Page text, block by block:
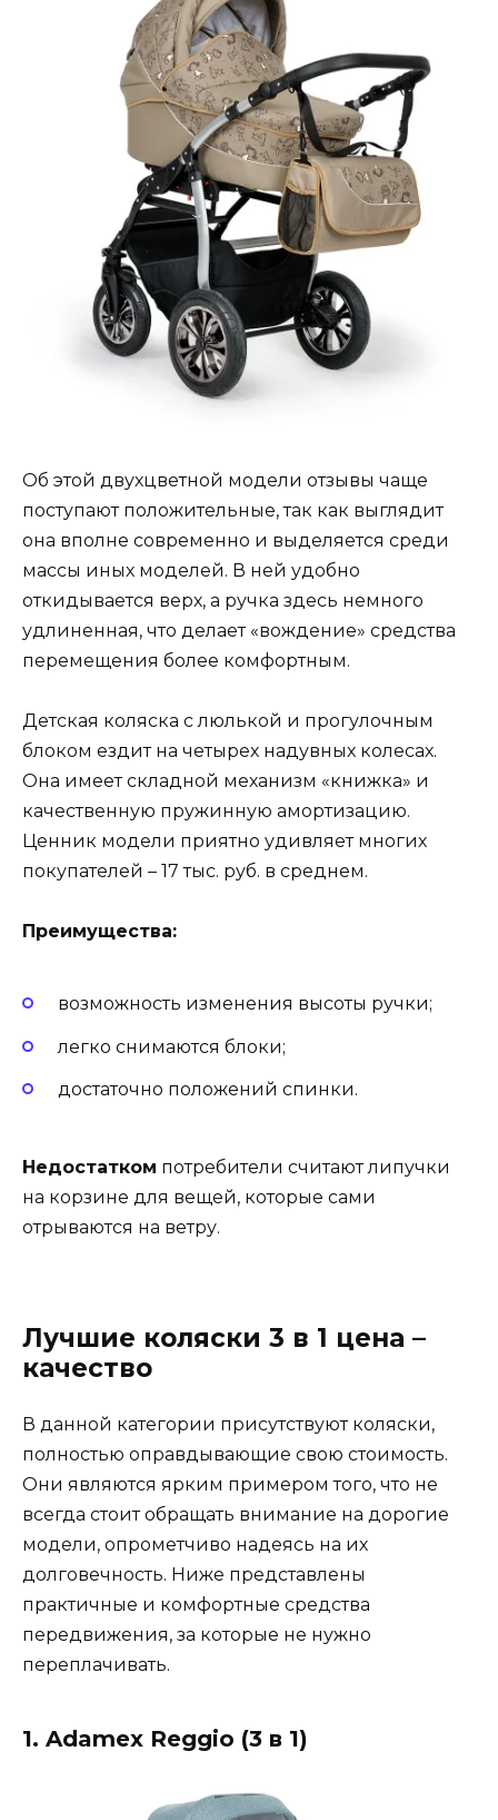
Об этой двухцветной модели отзывы чаще
поступают положительные, так как выглядит
она вполне современно и выделяется среди
массы иных моделей. В ней удобно
откидывается верх, а ручка здесь немного
удлиненная, что делает «вождение» средства
перемещения более комфортным.
Детская коляска с люлькой и прогулочным
блоком ездит на четырех надувных колесах.
Она имеет складной механизм «книжка» и
качественную пружинную амортизацию.
Ценник модели приятно удивляет многих
покупателей – 17 тыс. руб. в среднем.
Преимущества:
возможность изменения высоты ручки;
легко снимаются блоки;
достаточно положений спинки.
Недостатком потребители считают липучки
на корзине для вещей, которые сами
отрываются на ветру.
Лучшие коляски 3 в 1 цена –
качество
В данной категории присутствуют коляски,
полностью оправдывающие свою стоимость.
Они являются ярким примером того, что не
всегда стоит обращать внимание на дорогие
модели, опрометчиво надеясь на их
долговечность. Ниже представлены
практичные и комфортные средства
передвижения, за которые не нужно
переплачивать.
1. Adamex Reggio (3 в 1)